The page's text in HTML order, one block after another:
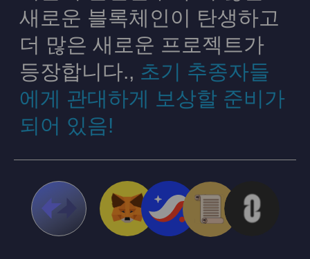
새로운 블록체인이 탄생하고
더 많은 새로운 프로젝트가
등장합니다., 초기 추종자들
에게 관대하게 보상할 준비가
되어 있음!